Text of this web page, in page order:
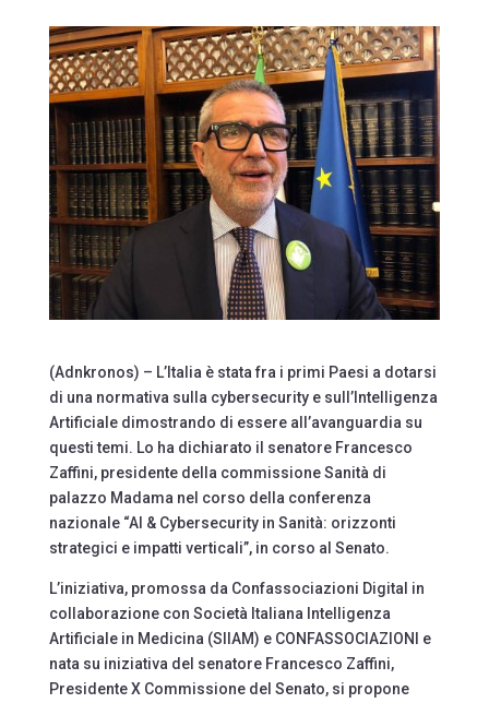
(Adnkronos) – L’Italia è stata fra i primi Paesi a dotarsi
di una normativa sulla cybersecurity e sull’Intelligenza
Artificiale dimostrando di essere all’avanguardia su
questi temi. Lo ha dichiarato il senatore Francesco
Zaffini, presidente della commissione Sanità di
palazzo Madama nel corso della conferenza
nazionale “AI & Cybersecurity in Sanità: orizzonti
strategici e impatti verticali”, in corso al Senato.
L’iniziativa, promossa da Confassociazioni Digital in
collaborazione con Società Italiana Intelligenza
Artificiale in Medicina (SIIAM) e CONFASSOCIAZIONI e
nata su iniziativa del senatore Francesco Zaffini,
Presidente X Commissione del Senato, si propone